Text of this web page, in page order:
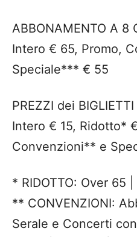
ABBONAMENTO A 8
Intero € 65, Promo,
Speciale*** € 55
PREZZI dei BIGLIETTI
Intero € 15, Ridotto*
Convenzioni** e
* RIDOTTO: Over 65
** CONVENZIONI:
Serale e Concerti